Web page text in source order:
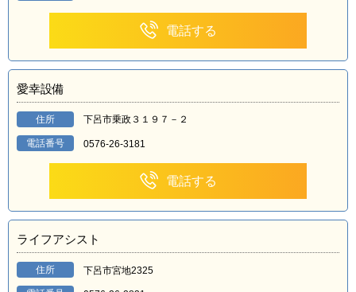
電話する
愛幸設備
住所 下呂市乗政３１９７－２
電話番号 0576-26-3181
電話する
ライフアシスト
住所 下呂市宮地2325